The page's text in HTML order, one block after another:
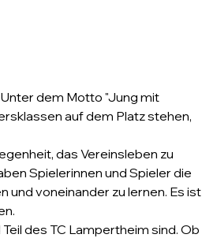
dem Motto "Jung mit
auf dem Platz stehen,
das Vereinsleben zu
Spielerinnen und Spieler die
und voneinander zu lernen. Es ist
des TC Lampertheim sind. Ob